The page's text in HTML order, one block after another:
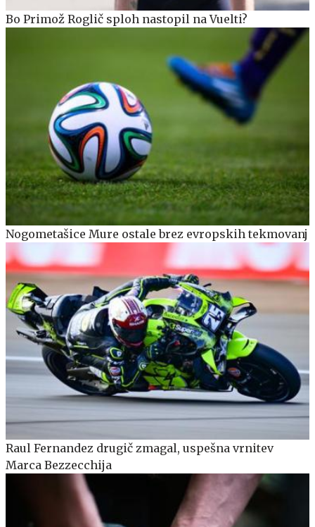
Bo Primož Roglič sploh nastopil na Vuelti?
Nogometašice Mure ostale brez evropskih tekmovanj
Raul Fernandez drugič zmagal, uspešna vrnitev
Marca Bezzecchija